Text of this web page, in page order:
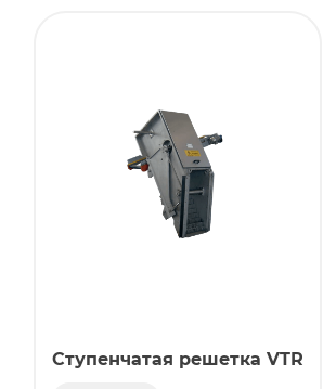
Ступенчатая решетка VTR